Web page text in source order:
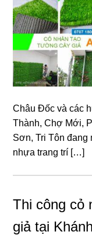
Châu Đốc và các
Thành, Chợ Mới,
Sơn, Tri Tôn đang
nhựa trang trí […]
Thi công cỏ
giả tại